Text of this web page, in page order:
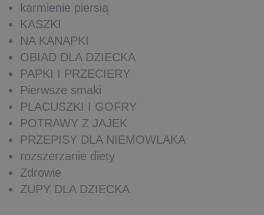
karmienie piersią
KASZKI
NA KANAPKI
OBIAD DLA DZIECKA
PAPKI I PRZECIERY
Pierwsze smaki
PLACUSZKI I GOFRY
POTRAWY Z JAJEK
PRZEPISY DLA NIEMOWLAKA
rozszerzanie diety
Zdrowie
ZUPY DLA DZIECKA